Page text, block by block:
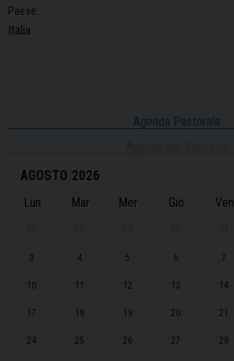
Paese:
Italia
Agenda Pastorale
AGOSTO 2026
Lun Mar Mer Gio Ven
3 4 5 6 7
10 11 12 13 14
17 18 19 20 21
24 25 26 27 28